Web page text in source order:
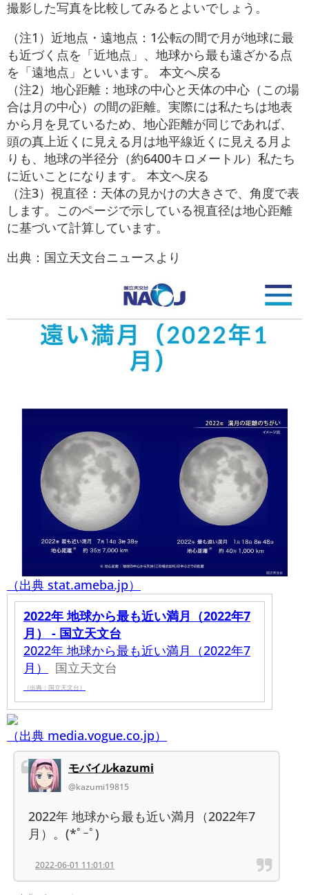
撮影した写真を比較してみるとよいでしょう。
（注1）近地点・遠地点：1公転の間で月が地球に最
も近づく点を「近地点」、地球から最も遠ざかる点
を「遠地点」といいます。 本文へ戻る
（注2）地心距離：地球の中心と天体の中心（この場
合は月の中心）の間の距離。実際には私たちは地表
から月を見ているため、地心距離が同じであれば、
頭の真上近くに見える月は地平線近くに見える月よ
りも、地球の半径分（約6400キロメートル）私たち
に近いことになります。 本文へ戻る
（注3）視直径：天体の見かけの大きさで、角度で表
します。このページで示している視直径は地心距離
に基づいて計算しています。
出典：国立天文台ニュースより
（出典 stat.ameba.jp）
2022年 地球から最も近い満月（2022年7
月） - 国立天文台
2022年 地球から最も近い満月（2022年7
月）
国立天文台
（出典：国立天文台）
（出典 media.vogue.co.jp）
モバイルkazumi
@kazumi19815
2022年 地球から最も近い満月（2022年7
月）。(*ﾟｰﾟ)
2022-06-01 11:01:01